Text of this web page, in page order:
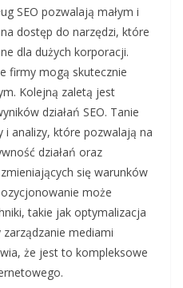
SEO pozwalają małym i
dostęp do narzędzi, które
dla dużych korporacji.
firmy mogą skutecznie
Kolejną zaletą jest
działań SEO. Tanie
i analizy, które pozwalają na
działań oraz
się warunków
może
takie jak optymalizacja
mediami
że jest to kompleksowe